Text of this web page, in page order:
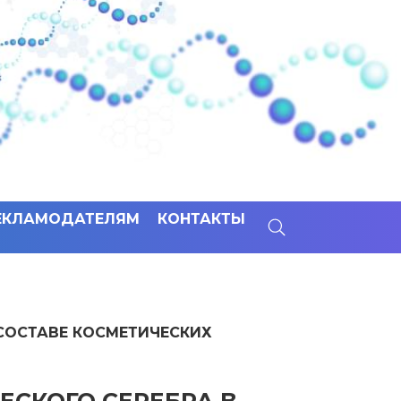
КОНТАКТЫ
КОСМЕТИЧЕСКИХ